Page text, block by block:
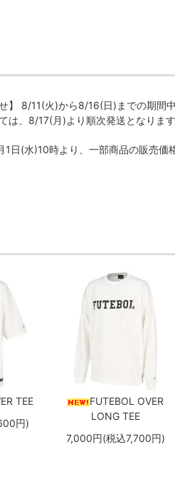
】 8/11(火)から8/16(日)までの期
は、8/17(月)より順次発送となります
1日(水)10時より、一部商品の販売
TEE
円)
FUTEBOL OVER
LONG TEE
7,000円(税込7,700円)